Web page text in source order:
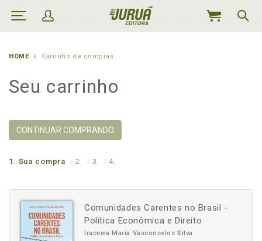
MEU
HOME Carrinho de compras
Seu carrinho
CONTINUAR COMPRANDO
1. Sua compra 2. 3. 4.
Comunidades Carentes no Brasil -
Política Econômica e Direito
Iracema Maria Vasconcelos Silva